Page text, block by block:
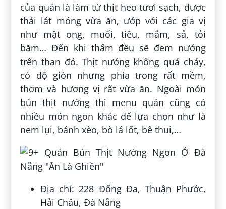
của quán là làm từ thịt heo tươi sạch, được
thái lát mỏng vừa ăn, ướp với các gia vị
như mật ong, muối, tiêu, mắm, sả, tỏi
băm… Đến khi thấm đều sẽ đem nướng
trên than đỏ. Thịt nướng không quá cháy,
có độ giòn nhưng phía trong rất mềm,
thơm và hương vị rất vừa ăn. Ngoài món
bún thịt nướng thì menu quán cũng có
nhiều món ngon khác để lựa chọn như là
nem lụi, bánh xèo, bò lá lốt, bê thui,…
Địa chỉ: 228 Đống Đa, Thuận Phước,
Hải Châu, Đà Nẵng